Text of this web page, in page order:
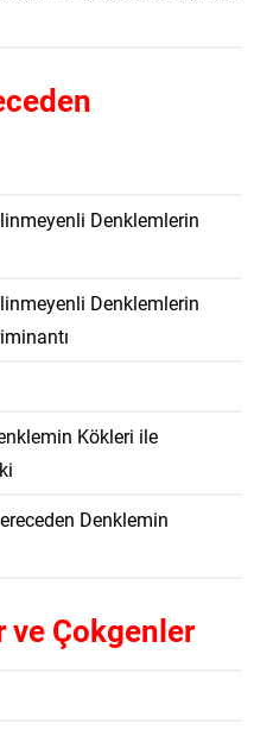
Denklemlerin
Denklemlerin
Kökleri ile
Denklemin
ve Çokgenler